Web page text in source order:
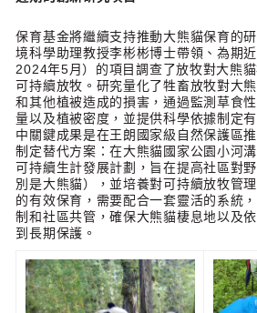
保育基金將繼續支持推動大熊貓保育的
境科學助理教授李彬彬博士帶領、為期
2024年5月）的項目調查了放牧對大熊
可持續放牧。研究量化了牲畜放牧對大
和其他植被造成的損害，通過監測草食
量以及植被密度，並提供科學依據制定
中關鍵成果是在王朗國家級自然保護區
制定替代方案：在大熊貓國家公園小河
可持續生計發展計劃，旨在提高社區對
別是大熊貓），並培養對可持續放牧管
的有效保育，需要配合一套靈活的系統
制和社區共管，確保大熊貓棲息地以及
到長期保護。